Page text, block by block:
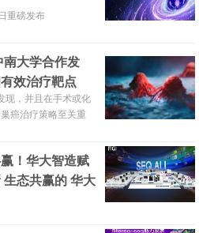
重磅发布
大学合作发
效治疗靶点
现，并且在手术或化
癌治疗策略至关重
！华大智造赋
态共赢的 华大